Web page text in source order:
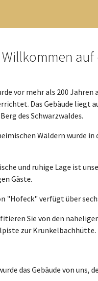
vor mehr als 200
Das Gebäude liegt
des Schwarzwaldes.
Wäldern wurde
und ruhige Lage ist
Gäste.
"Hofeck" verfügt über
Sie von den
zur Krunkelbachhütte.
das Gebäude von uns,